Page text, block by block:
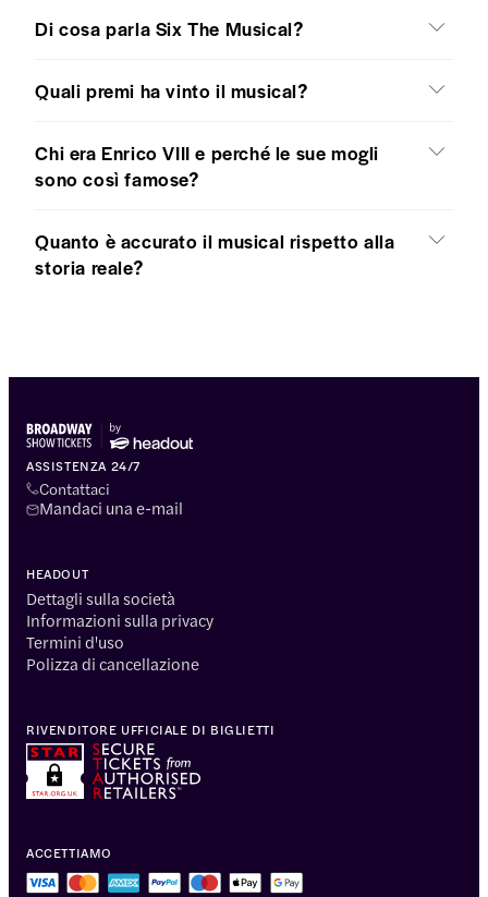
Di cosa parla Six The Musical?
Quali premi ha vinto il musical?
Chi era Enrico VIII e perché le sue mogli
sono così famose?
Quanto è accurato il musical rispetto alla
storia reale?
ASSISTENZA 24/7
Contattaci
Mandaci una e-mail
HEADOUT
Dettagli sulla società
Informazioni sulla privacy
Termini d'uso
Polizza di cancellazione
ACCETTIAMO
RIVENDITORE UFFICIALE DI BIGLIETTI